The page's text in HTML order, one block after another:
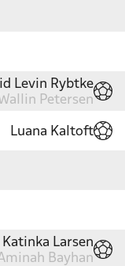
Levin Rybtke
Petersen
Luana Kaltoft
Katinka Larsen
Bayhan